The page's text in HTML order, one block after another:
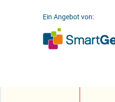
Ein Angebot von: